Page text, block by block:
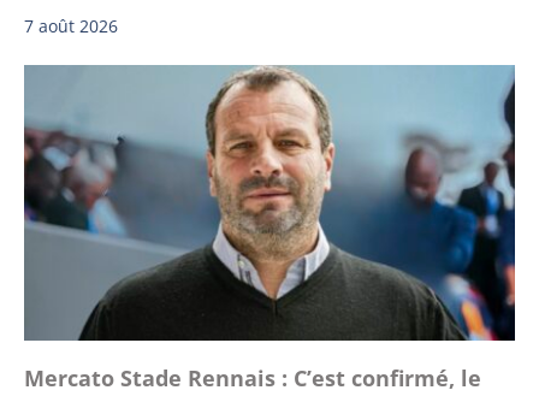
7 août 2026
Mercato Stade Rennais : C’est confirmé, le